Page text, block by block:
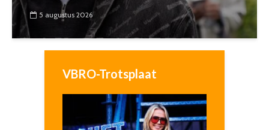
5 augustus 2026
VBRO-Trotsplaat